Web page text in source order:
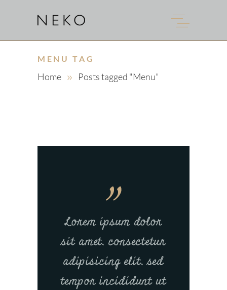
MENU TAG
Home Posts tagged "Menu"
Lorem ipsum dolor
sit amet, consectetur
adipisicing elit, sed
tempor incididunt ut